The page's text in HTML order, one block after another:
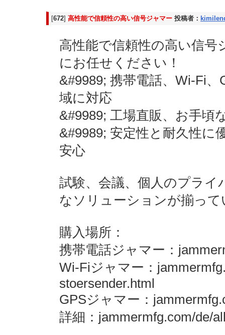
[672] 高性能で信頼性の高い信号ジャマー 投稿者：
高性能で信頼性の高い信
にお任せください！
&#9989; 携帯電話、Wi-Fi
域に対応
&#9989; 工場直販、お手頃
&#9989; 安定性と耐久性に
安心
試験、会議、個人のプライ
なソリューションが揃って
購入場所：
携帯電話ジャマー：
Wi-Fiジャマー：
stoersender.html
GPSジャマー：
詳細：jammermfg.com/de/